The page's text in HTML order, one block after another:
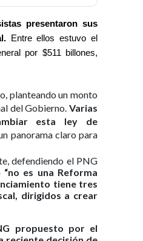
presentaron sus
Entre ellos estuvo el
por $511 billones,
planteando un monto
del Gobierno. Varias
esta ley de
panorama claro para
defendiendo el PNG
“no es una Reforma
tiene tres
dirigidos a crear
propuesto por el